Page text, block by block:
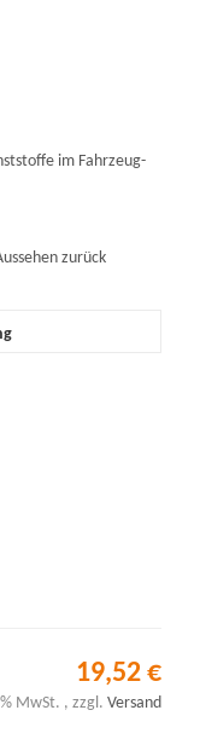
im Fahrzeug-
zurück
19,52 €
MwSt. , zzgl. Versand